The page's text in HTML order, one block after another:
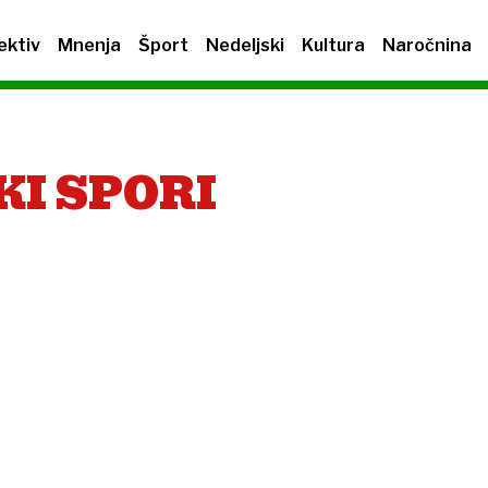
Mnenja Šport Nedeljski Kultura Naročnina
SPORI